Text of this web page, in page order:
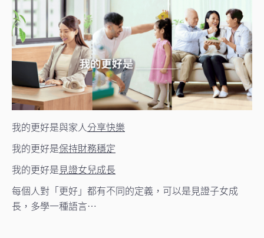
我的更好是與家人分享快樂
我的更好是保持財務穩定
我的更好是見證女兒成長
每個人對「更好」都有不同的定義，可以是見證子女成
長，多學一種語言…